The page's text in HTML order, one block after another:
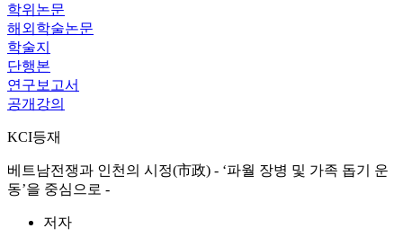
학위논문
해외학술논문
학술지
단행본
연구보고서
공개강의
KCI등재
베트남전쟁과 인천의 시정(市政) - ‘파월 장병 및 가족 돕기 운
동’을 중심으로 -
저자